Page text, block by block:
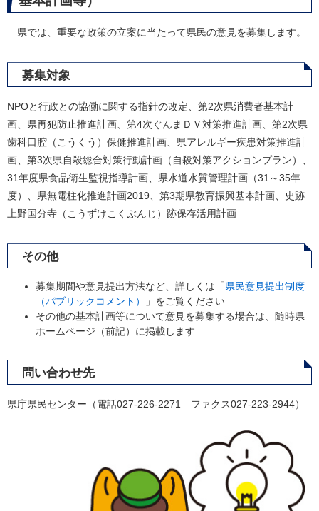
県では、重要な政策の立案に当たって県民の意見を募集します。
募集対象
NPOと行政との協働に関する指針の改定、第2次県消費者基本計
画、県再犯防止推進計画、第4次ぐんまＤＶ対策推進計画、第2次県
歯科口腔（こうくう）保健推進計画、県アレルギー疾患対策推進計
画、第3次県自殺総合対策行動計画（自殺対策アクションプラン）、
31年度県食品衛生監視指導計画、県水道水質管理計画（31～35年
度）、県無電柱化推進計画2019、第3期県教育振興基本計画、史跡
上野国分寺（こうずけこくぶんじ）跡保存活用計画
その他
募集期間や意見提出方法など、詳しくは「県民意見提出制度
（パブリックコメント）
」をご覧ください
その他の基本計画等について意見を募集する場合は、随時県
ホームページ（前記）に掲載します
問い合わせ先
県庁県民センター（電話027-226-2271 ファクス027-223-2944）